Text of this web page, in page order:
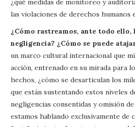
las violaciones de derechos humanos
¿Cómo rastreamos, ante todo ello,
negligencia? ¿Cómo se puede
un marco cultural internacional que
acción, entrenado en su mirada para
hechos, ¿cómo se desarticulan los
que están sustentando estos niveles
negligencias consentidas y omisión
estamos hablando exclusivamente de